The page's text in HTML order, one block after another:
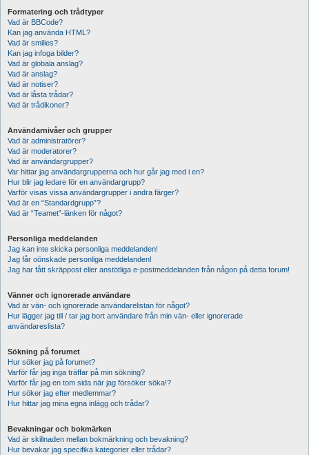
Formatering och trådtyper
Vad är BBCode?
Kan jag använda HTML?
Vad är smilies?
Kan jag infoga bilder?
Vad är globala anslag?
Vad är anslag?
Vad är notiser?
Vad är låsta trådar?
Vad är trådikoner?
Användarnivåer och grupper
Vad är administratörer?
Vad är moderatorer?
Vad är användargrupper?
Var hittar jag användargrupperna och hur går jag med i en?
Hur blir jag ledare för en användargrupp?
Varför visas vissa användargrupper i andra färger?
Vad är en “Standardgrupp”?
Vad är “Teamet”-länken för något?
Personliga meddelanden
Jag kan inte skicka personliga meddelanden!
Jag får oönskade personliga meddelanden!
Jag har fått skräppost eller anstötliga e-postmeddelanden från någon på detta forum!
Vänner och ignorerade användare
Vad är vän- och ignorerade användarelistan för något?
Hur lägger jag till / tar jag bort användare från min vän- eller ignorerade
användareslista?
Sökning på forumet
Hur söker jag på forumet?
Varför får jag inga träffar på min sökning?
Varför får jag en tom sida när jag försöker söka!?
Hur söker jag efter medlemmar?
Hur hittar jag mina egna inlägg och trådar?
Bevakningar och bokmärken
Vad är skillnaden mellan bokmärkning och bevakning?
Hur bevakar jag specifika kategorier eller trådar?